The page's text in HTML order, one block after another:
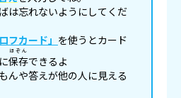
は忘れないようにしてくだ
フカード」 を使うとカード
保存
ほぞん
できるよ
んや答えが他の人に見える